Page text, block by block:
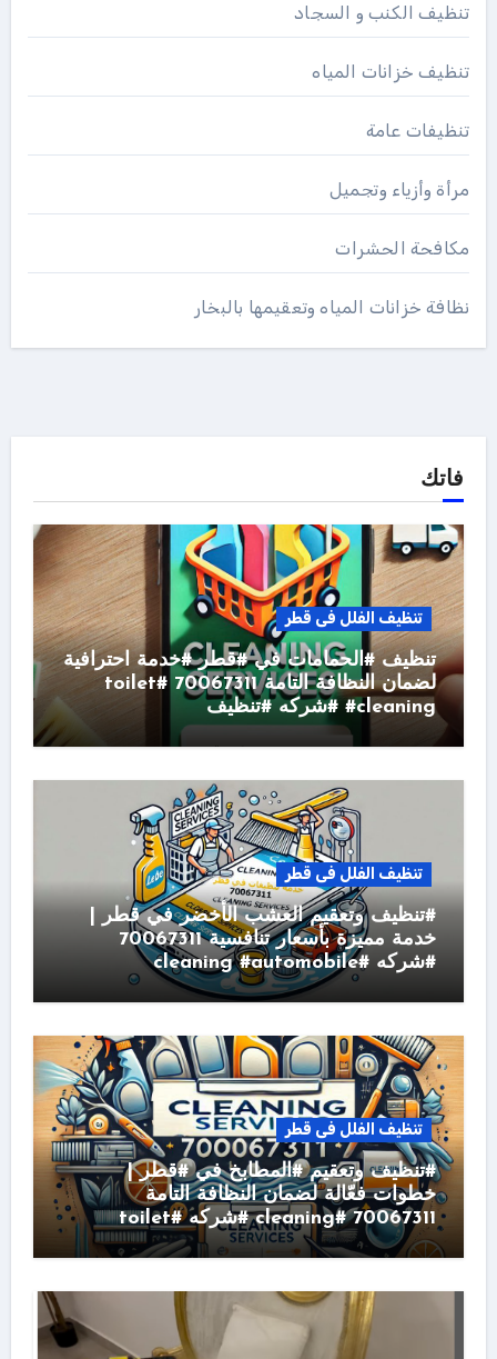
تنظيف الكنب و السجاد
تنظيف خزانات المياه
تنظيفات عامة
مرأة وأزياء وتجميل
مكافحة الحشرات
نظافة خزانات المياه وتعقيمها بالبخار
فاتك
تنظيف الفلل فى قطر
تنظيف #الحمامات في #قطر #خدمة احترافية
لضمان النظافة التامة 70067311 #toilet
#cleaning #شركه #تنظيف
تنظيف الفلل فى قطر
#تنظيف وتعقيم العشب الأخضر في قطر |
خدمة مميزة بأسعار تنافسية 70067311
#شركه #cleaning #automobile
تنظيف الفلل فى قطر
#تنظيف وتعقيم #المطابخ في #قطر |
خطوات فعّالة لضمان النظافة التامة
70067311 #cleaning #شركه #toilet